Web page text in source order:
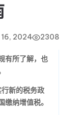
16, 2024 2308
有所了解，也
新的税务政
纳增值税。